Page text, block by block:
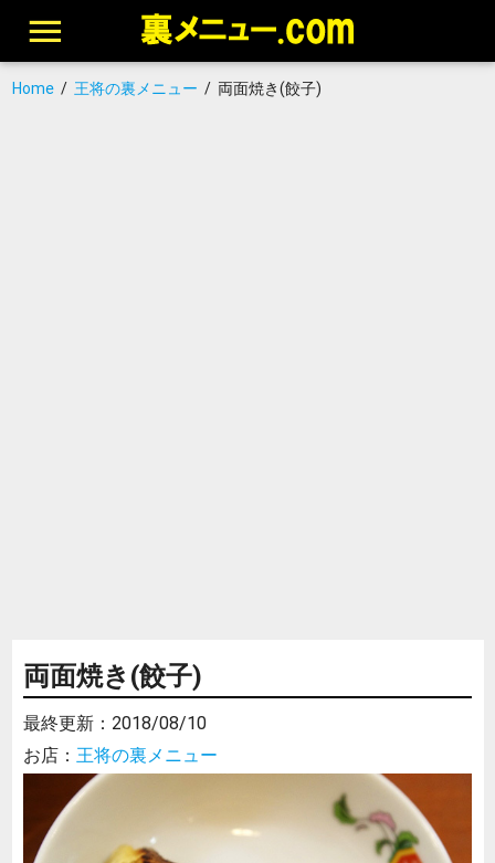
Home/ 王将の裏メニュー / 両面焼き(餃子)
両面焼き(餃子)
最終更新： 2018/08/10
お店： 王将の裏メニュー